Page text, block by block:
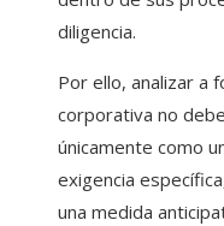
diligencia.
Por ello, analizar a
corporativa no
únicamente como
exigencia
una medida